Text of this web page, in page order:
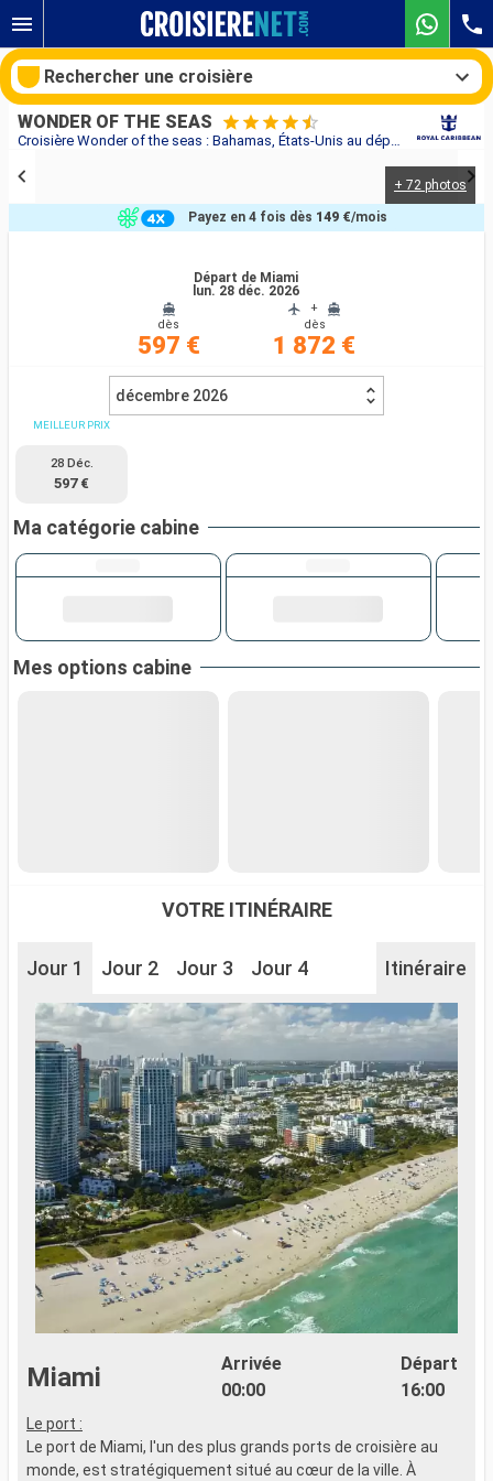
Croisière Wonder of the seas : Bahamas, États-Unis au départ de Miami
WONDER OF THE SEAS
+ 72 photos
Départ de Miami
lun. 28 déc. 2026
dès
597 €
+
dès
1 872 €
Payez en 4 fois dès 149 €/mois
décembre 2026
MEILLEUR PRIX
28 Déc.
597 €
Ma catégorie cabine
Mes options cabine
VOTRE ITINÉRAIRE
Jour 1 Jour 2 Jour 3 Jour 4 Itinéraire
Miami
Arrivée
00:00
Départ
16:00
Le port :
Le port de Miami, l'un des plus grands ports de croisière au
monde, est stratégiquement situé au cœur de la ville. À
Rechercher une croisière
Compagnies
Rechercher